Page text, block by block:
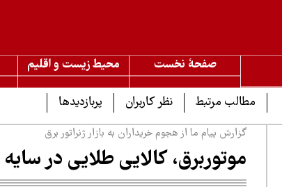
صفحۀ نخست محیط زیست و اقلیم
مطالب مرتبط
نظر کاربران پربازدیدها
گزارش پیام ما از هجوم خریداران به بازار ژنراتور برق
موتوربرق، کالایی طلایی در